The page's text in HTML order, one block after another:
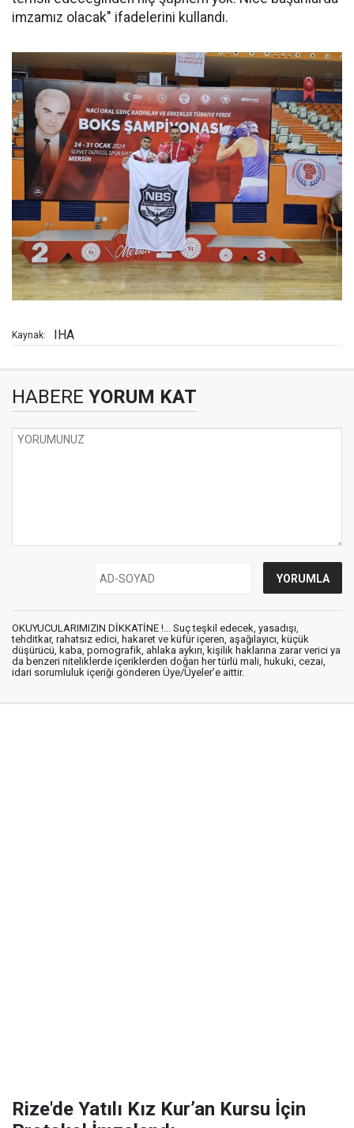
imzamız olacak" ifadelerini kullandı.
Kaynak: IHA
HABERE YORUM KAT
OKUYUCULARIMIZIN DİKKATİNE !... Suç teşkil edecek, yasadışı,
tehditkar, rahatsız edici, hakaret ve küfür içeren, aşağılayıcı, küçük
düşürücü, kaba, pornografik, ahlaka aykırı, kişilik haklarına zarar verici ya
da benzeri niteliklerde içeriklerden doğan her türlü mali, hukuki, cezai,
idari sorumluluk içeriği gönderen Üye/Üyeler’e aittir.
Rize'de Yatılı Kız Kur’an Kursu İçin